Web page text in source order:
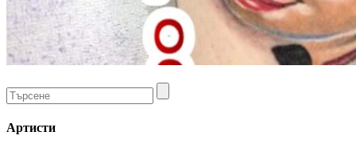
Артисти